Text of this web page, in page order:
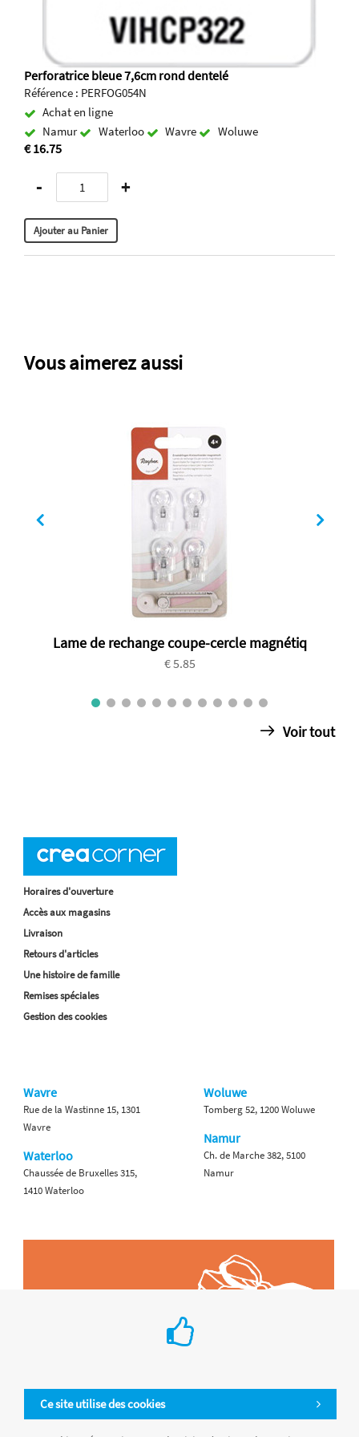
Perforatrice bleue 7,6cm rond dentelé
Référence : PERFOG054N
Achat en ligne
Namur
Waterloo Wavre Woluwe
€ 16.75
- +
Vous aimerez aussi
Lame de rechange coupe-cercle magnétiq
€ 5.85
Voir tout
Ce site utilise des cookies
Horaires d'ouverture
Accès aux magasins
Livraison
Retours d'articles
Une histoire de famille
Remises spéciales
Gestion des cookies
Wavre
Rue de la Wastinne 15, 1301
Wavre
Waterloo
Chaussée de Bruxelles 315,
1410 Waterloo
Woluwe
Tomberg 52, 1200 Woluwe
Namur
Ch. de Marche 382, 5100
Namur